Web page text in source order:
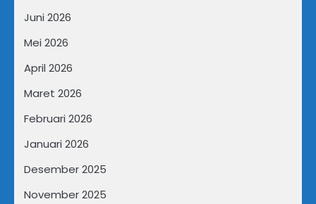
Juni 2026
Mei 2026
April 2026
Maret 2026
Februari 2026
Januari 2026
Desember 2025
November 2025